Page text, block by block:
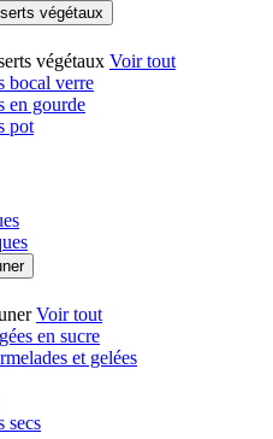
végétaux
végétaux Voir tout
bocal verre
en gourde
pot
Voir tout
en sucre
et gelées
secs